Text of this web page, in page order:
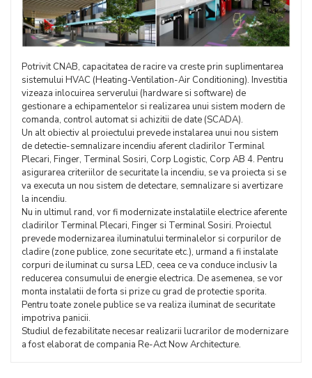
Potrivit CNAB, capacitatea de racire va creste prin suplimentarea
sistemului HVAC (Heating-Ventilation-Air Conditioning). Investitia
vizeaza inlocuirea serverului (hardware si software) de
gestionare a echipamentelor si realizarea unui sistem modern de
comanda, control automat si achizitii de date (SCADA).
Un alt obiectiv al proiectului prevede instalarea unui nou sistem
de detectie-semnalizare incendiu aferent cladirilor Terminal
Plecari, Finger, Terminal Sosiri, Corp Logistic, Corp AB 4. Pentru
asigurarea criteriilor de securitate la incendiu, se va proiecta si se
va executa un nou sistem de detectare, semnalizare si avertizare
la incendiu.
Nu in ultimul rand, vor fi modernizate instalatiile electrice aferente
cladirilor Terminal Plecari, Finger si Terminal Sosiri. Proiectul
prevede modernizarea iluminatului terminalelor si corpurilor de
cladire (zone publice, zone securitate etc.), urmand a fi instalate
corpuri de iluminat cu sursa LED, ceea ce va conduce inclusiv la
reducerea consumului de energie electrica. De asemenea, se vor
monta instalatii de forta si prize cu grad de protectie sporita.
Pentru toate zonele publice se va realiza iluminat de securitate
impotriva panicii.
Studiul de fezabilitate necesar realizarii lucrarilor de modernizare
a fost elaborat de compania Re-Act Now Architecture.